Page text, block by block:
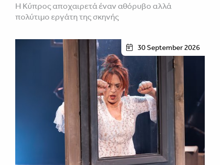
Η Κύπρος αποχαιρετά έναν αθόρυβο αλλά
πολύτιμο εργάτη της σκηνής
30 September 2026